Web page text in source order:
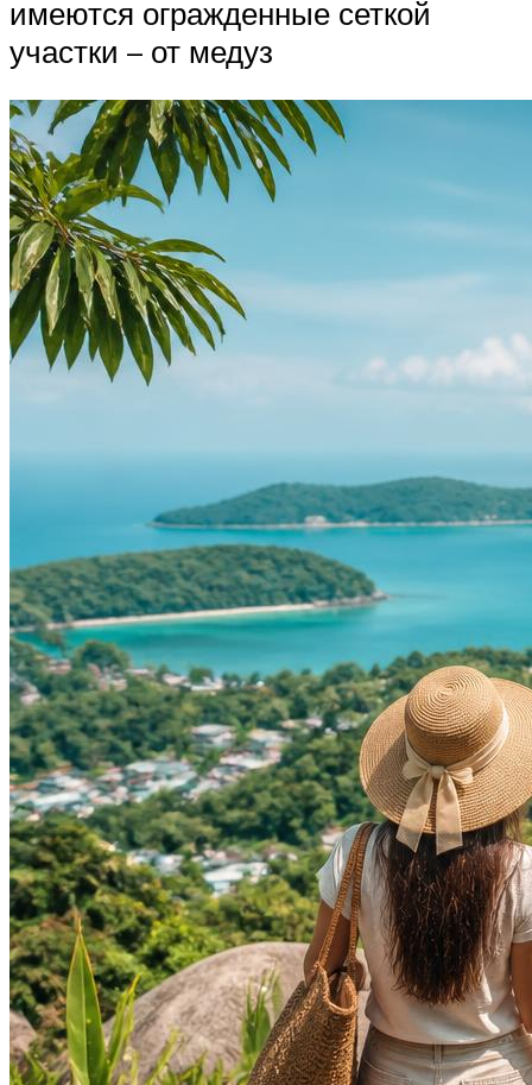
имеются огражденные сеткой
участки – от медуз